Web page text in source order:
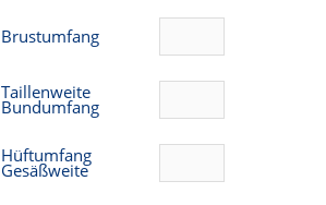
Brustumfang
Taillenweite
Bundumfang
Hüftumfang
Gesäßweite